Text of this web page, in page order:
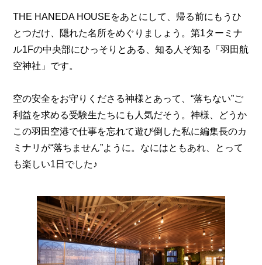
THE HANEDA HOUSEをあとにして、帰る前にもうひ
とつだけ、隠れた名所をめぐりましょう。第1ターミナ
ル1Fの中央部にひっそりとある、知る人ぞ知る「羽田航
空神社」です。
空の安全をお守りくださる神様とあって、“落ちない”ご
利益を求める受験生たちにも人気だそう。神様、どうか
この羽田空港で仕事を忘れて遊び倒した私に編集長のカ
ミナリが“落ちません”ように。なにはともあれ、とって
も楽しい1日でした♪